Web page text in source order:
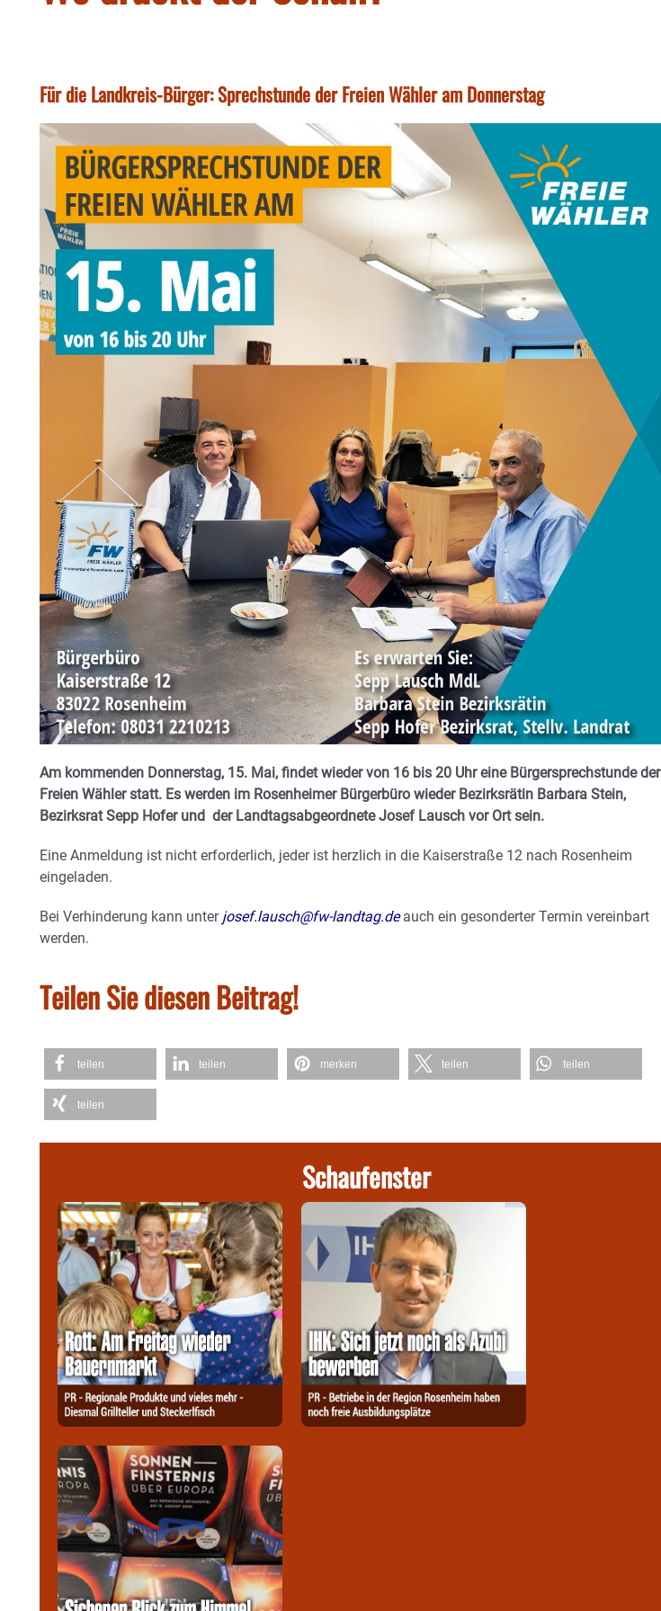
Für die Landkreis-Bürger: Sprechstunde der Freien Wähler am Donnerstag
Am kommenden Donnerstag, 15. Mai, findet wieder von 16 bis 20 Uhr eine Bürgersprechstunde der
Freien Wähler statt. Es werden im Rosenheimer Bürgerbüro wieder Bezirksrätin Barbara Stein,
Bezirksrat Sepp Hofer und der Landtagsabgeordnete Josef Lausch vor Ort sein.
Eine Anmeldung ist nicht erforderlich, jeder ist herzlich in die Kaiserstraße 12 nach Rosenheim
eingeladen.
Bei Verhinderung kann unter josef.lausch@fw-landtag.deauch ein gesonderter Termin vereinbart
werden.
Teilen Sie diesen Beitrag!
teilen teilen merken teilen teilen
teilen
Schaufenster